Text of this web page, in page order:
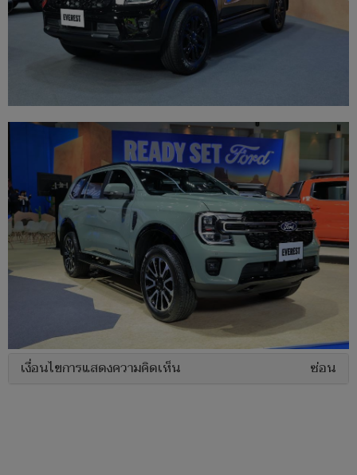
เงื่อนไขการแสดงความคิดเห็น ซ่อน